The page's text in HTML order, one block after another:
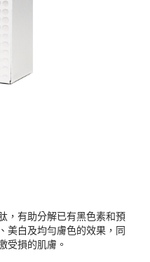
，有助分解已有黑色素和預
美白及均勻膚色的效果，同
受損的肌膚。